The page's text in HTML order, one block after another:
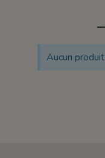
Aucun produit